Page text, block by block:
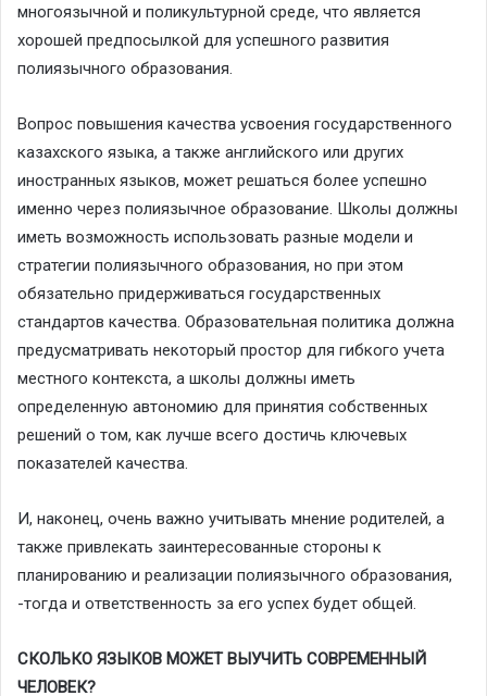
многоязычной и поликультурной среде, что является
хорошей предпосылкой для успешного развития
полиязычного образования.
Вопрос повышения качества усвоения государственного
казахского языка, а также английского или других
иностранных языков, может решаться более успешно
именно через полиязычное образование. Школы должны
иметь возможность использовать разные модели и
стратегии полиязычного образования, но при этом
обязательно придерживаться государственных
стандартов качества. Образовательная политика должна
предусматривать некоторый простор для гибкого учета
местного контекста, а школы должны иметь
определенную автономию для принятия собственных
решений о том, как лучше всего достичь ключевых
показателей качества.
И, наконец, очень важно учитывать мнение родителей, а
также привлекать заинтересованные стороны к
планированию и реализации полиязычного образования,
-тогда и ответственность за его успех будет общей.
СКОЛЬКО ЯЗЫКОВ МОЖЕТ ВЫУЧИТЬ СОВРЕМЕННЫЙ
ЧЕЛОВЕК?